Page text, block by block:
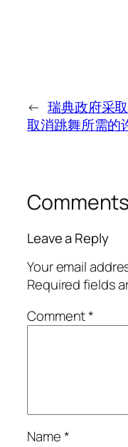
← 瑞典政府采
取消跳舞所需的
Comments
Leave a Reply
Your email
Required fields
Comment*
Name*